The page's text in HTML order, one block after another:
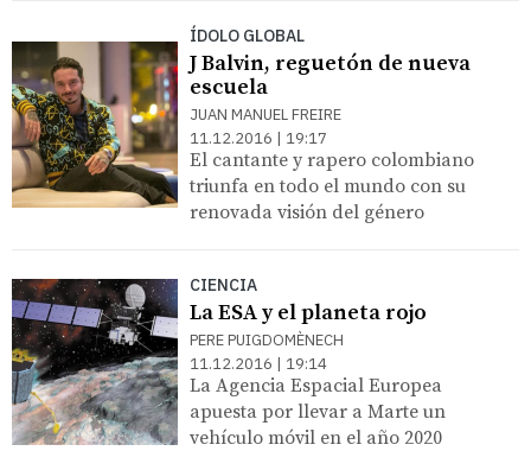
ÍDOLO GLOBAL
J Balvin, reguetón de nueva
escuela
JUAN MANUEL FREIRE
11.12.2016 | 19:17
El cantante y rapero colombiano
triunfa en todo el mundo con su
renovada visión del género
CIENCIA
La ESA y el planeta rojo
PERE PUIGDOMÈNECH
11.12.2016 | 19:14
La Agencia Espacial Europea
apuesta por llevar a Marte un
vehículo móvil en el año 2020